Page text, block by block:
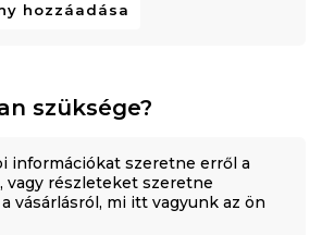
hozzáadása
szüksége?
információkat szeretne erről a
vagy részleteket szeretne
vásárlásról, mi itt vagyunk az ön